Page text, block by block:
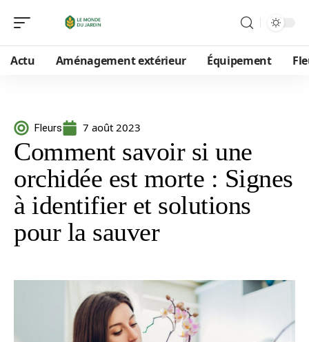
Actu Aménagement extérieur Équipement
Fleurs 7 août 2023
Comment savoir si une
orchidée est morte : Signes
à identifier et solutions
pour la sauver